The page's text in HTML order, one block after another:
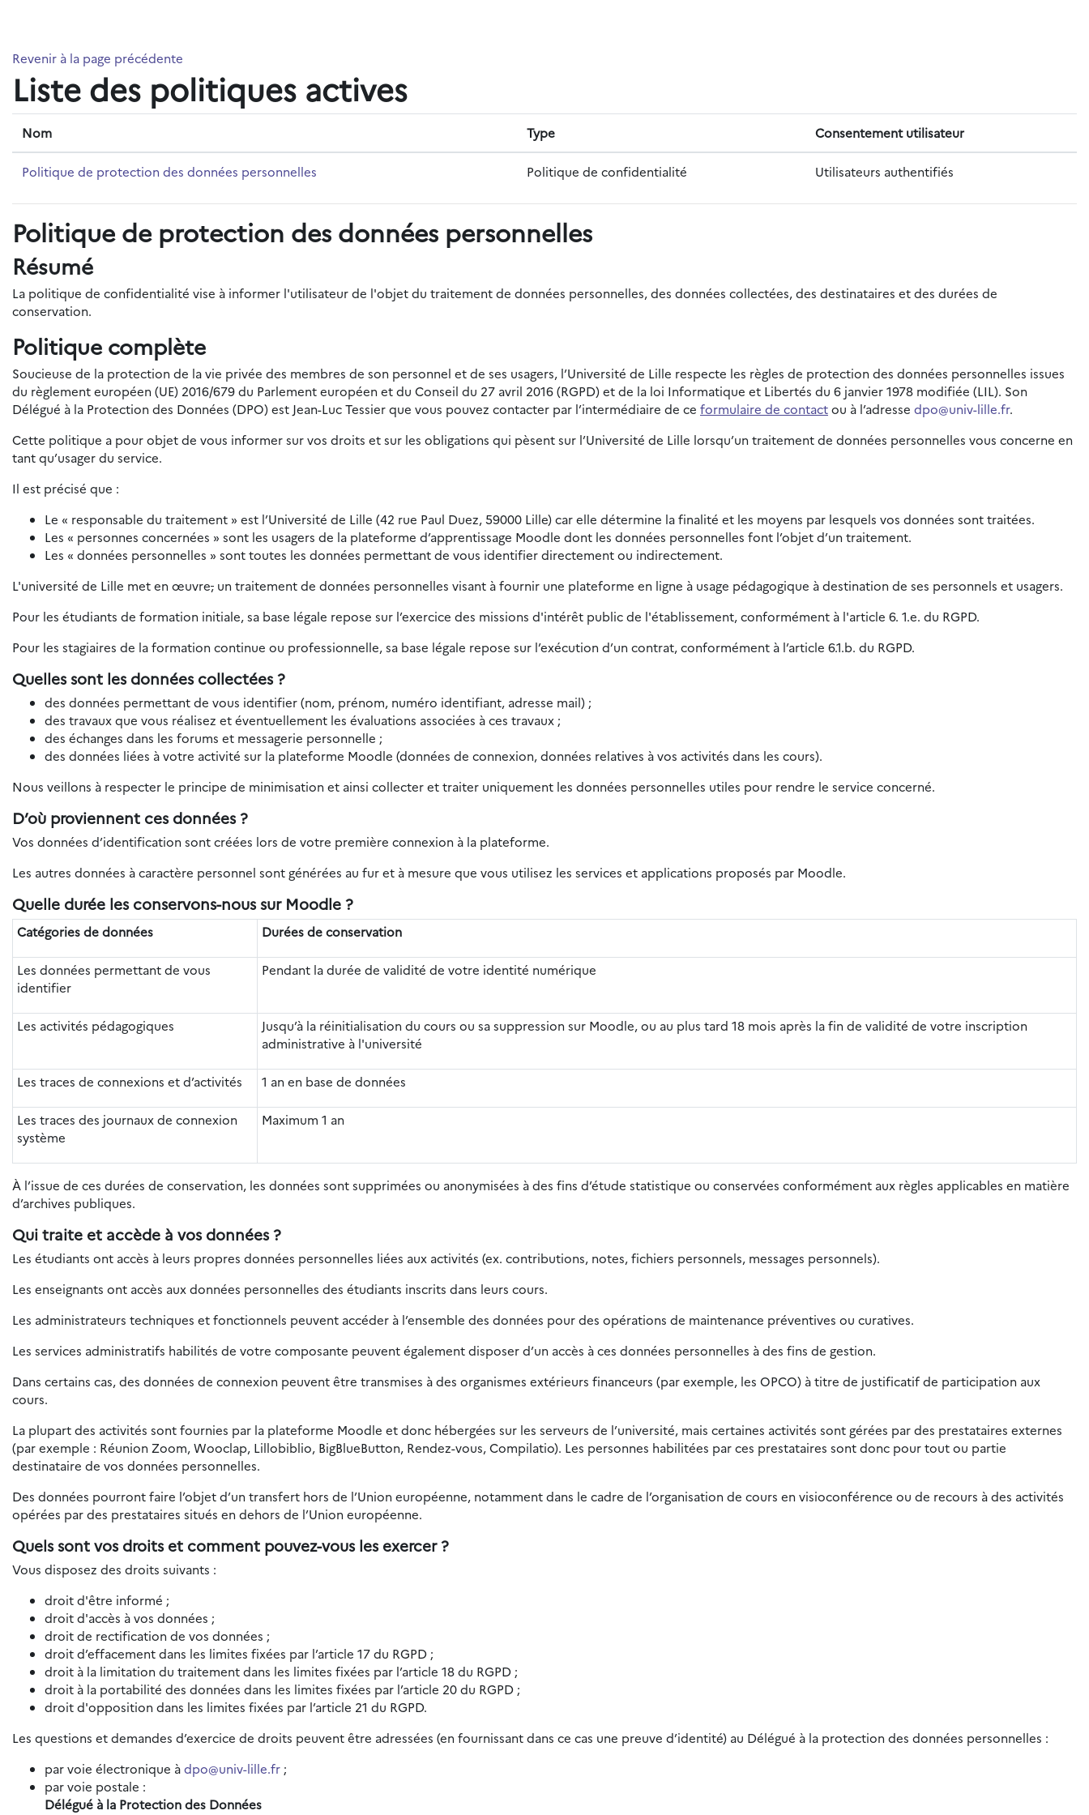
Revenir à la page précédente
Liste des politiques actives
Nom Type Consentement utilisateur
Politique de protection des données personnelles Politique de confidentialité Utilisateurs authentifiés
Politique de protection des données personnelles
Résumé
La politique de confidentialité vise à informer l'utilisateur de l'objet du traitement de données personnelles, des données collectées, des destinataires et des durées de
conservation.
Politique complète
Soucieuse de la protection de la vie privée des membres de son personnel et de ses usagers, l’Université de Lille respecte les règles de protection des données personnelles issues
du règlement européen (UE) 2016/679 du Parlement européen et du Conseil du 27 avril 2016 (RGPD) et de la loi Informatique et Libertés du 6 janvier 1978 modifiée (LIL). Son
Délégué à la Protection des Données (DPO) est Jean-Luc Tessier que vous pouvez contacter par l’intermédiaire de ce formulaire de contactou à l’adresse dpo@univ-lille.fr.
Cette politique a pour objet de vous informer sur vos droits et sur les obligations qui pèsent sur l’Université de Lille lorsqu’un traitement de données personnelles vous concerne en
tant qu’usager du service.
Il est précisé que :
Le « responsable du traitement » est l’Université de Lille (42 rue Paul Duez, 59000 Lille) car elle détermine la finalité et les moyens par lesquels vos données sont traitées.
Les « personnes concernées » sont les usagers de la plateforme d’apprentissage Moodle dont les données personnelles font l’objet d’un traitement.
Les « données personnelles » sont toutes les données permettant de vous identifier directement ou indirectement.
L'université de Lille met en œuvre, un traitement de données personnelles visant à fournir une plateforme en ligne à usage pédagogique à destination de ses personnels et usagers.
Pour les étudiants de formation initiale, sa base légale repose sur l’exercice des missions d'intérêt public de l'établissement, conformément à l'article 6. 1.e. du RGPD.
Pour les stagiaires de la formation continue ou professionnelle, sa base légale repose sur l’exécution d’un contrat, conformément à l’article 6.1.b. du RGPD.
Quelles sont les données collectées ?
des données permettant de vous identifier (nom, prénom, numéro identifiant, adresse mail) ;
des travaux que vous réalisez et éventuellement les évaluations associées à ces travaux ;
des échanges dans les forums et messagerie personnelle ;
des données liées à votre activité sur la plateforme Moodle (données de connexion, données relatives à vos activités dans les cours).
Nous veillons à respecter le principe de minimisation et ainsi collecter et traiter uniquement les données personnelles utiles pour rendre le service concerné.
D’où proviennent ces données ?
Vos données d’identification sont créées lors de votre première connexion à la plateforme.
Les autres données à caractère personnel sont générées au fur et à mesure que vous utilisez les services et applications proposés par Moodle.
Quelle durée les conservons-nous sur Moodle ?
Catégories de données Durées de conservation
Les données permettant de vous
identifier
Pendant la durée de validité de votre identité numérique
Les activités pédagogiques
Jusqu’à la réinitialisation du cours ou sa suppression sur Moodle, ou au plus tard 18 mois après la fin de validité de votre inscription
administrative à l'université
Les traces de connexions et d’activités 1 an en base de données
Les traces des journaux de connexion
système
Maximum 1 an
À l’issue de ces durées de conservation, les données sont supprimées ou anonymisées à des fins d’étude statistique ou conservées conformément aux règles applicables en matière
d’archives publiques.
Qui traite et accède à vos données ?
Les étudiants ont accès à leurs propres données personnelles liées aux activités (ex. contributions, notes, fichiers personnels, messages personnels).
Les enseignants ont accès aux données personnelles des étudiants inscrits dans leurs cours.
Les administrateurs techniques et fonctionnels peuvent accéder à l’ensemble des données pour des opérations de maintenance préventives ou curatives.
Les services administratifs habilités de votre composante peuvent également disposer d’un accès à ces données personnelles à des fins de gestion.
Dans certains cas, des données de connexion peuvent être transmises à des organismes extérieurs financeurs (par exemple, les OPCO) à titre de justificatif de participation aux
cours.
La plupart des activités sont fournies par la plateforme Moodle et donc hébergées sur les serveurs de l’université, mais certaines activités sont gérées par des prestataires externes
(par exemple : Réunion Zoom, Wooclap, Lillobiblio, BigBlueButton, Rendez-vous, Compilatio). Les personnes habilitées par ces prestataires sont donc pour tout ou partie
destinataire de vos données personnelles.
Des données pourront faire l’objet d’un transfert hors de l’Union européenne, notamment dans le cadre de l’organisation de cours en visioconférence ou de recours à des activités
opérées par des prestataires situés en dehors de l’Union européenne.
Quels sont vos droits et comment pouvez-vous les exercer ?
Vous disposez des droits suivants :
droit d'être informé ;
droit d'accès à vos données ;
droit de rectification de vos données ;
droit d’effacement dans les limites fixées par l’article 17 du RGPD ;
droit à la limitation du traitement dans les limites fixées par l’article 18 du RGPD ;
droit à la portabilité des données dans les limites fixées par l’article 20 du RGPD ;
droit d'opposition dans les limites fixées par l’article 21 du RGPD.
Les questions et demandes d’exercice de droits peuvent être adressées (en fournissant dans ce cas une preuve d’identité) au Délégué à la protection des données personnelles :
par voie électronique àdpo@univ-lille.fr ;
par voie postale :
Délégué à la Protection des Données